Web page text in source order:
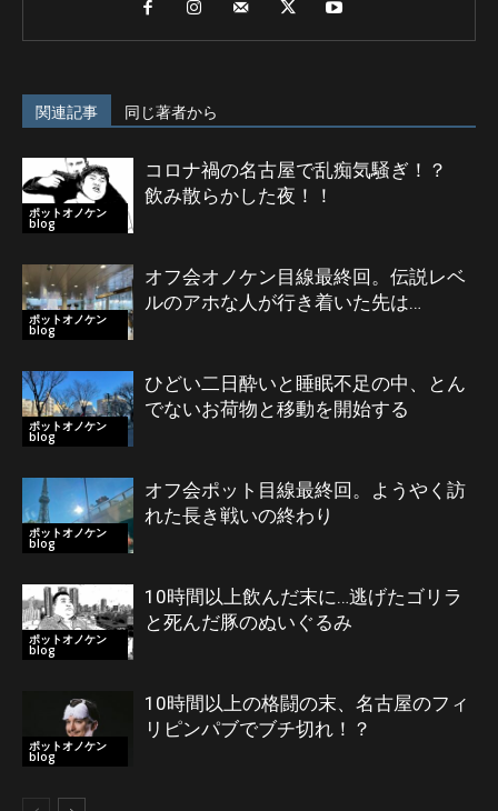
関連記事 同じ著者から
ポットオノケン
blog
コロナ禍の名古屋で乱痴気騒ぎ！？
飲み散らかした夜！！
ポットオノケン
blog
オフ会オノケン目線最終回。伝説レベ
ルのアホな人が行き着いた先は…
ポットオノケン
blog
ひどい二日酔いと睡眠不足の中、とん
でないお荷物と移動を開始する
ポットオノケン
blog
オフ会ポット目線最終回。ようやく訪
れた長き戦いの終わり
ポットオノケン
blog
10時間以上飲んだ末に…逃げたゴリラ
と死んだ豚のぬいぐるみ
ポットオノケン
blog
10時間以上の格闘の末、名古屋のフィ
リピンパブでブチ切れ！？